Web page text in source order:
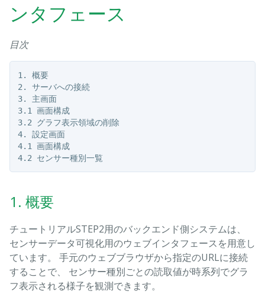
ンタフェース
目次
1. 概要
2. サーバへの接続
3. 主画面
3.1 画面構成
3.2 グラフ表示領域の削除
4. 設定画面
4.1 画面構成
1. 概要
チュートリアルSTEP2用のバックエンド側システムは、
センサーデータ可視化用のウェブインタフェースを用意し
ています。 手元のウェブブラウザから指定のURLに接続
することで、 センサー種別ごとの読取値が時系列でグラ
フ表示される様子を観測できます。